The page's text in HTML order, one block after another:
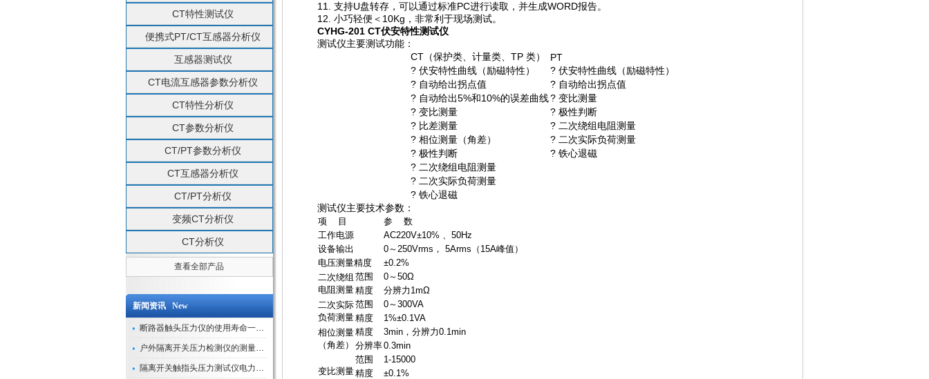
CT特性测试仪
便携式PT/CT互感器分析仪
互感器测试仪
CT电流互感器参数分析仪
CT特性分析仪
CT参数分析仪
CT/PT参数分析仪
CT互感器分析仪
CT/PT分析仪
变频CT分析仪
CT分析仪
查看全部产品
新闻资讯 New
断路器触头压力仪的使用寿命一般是多久？
户外隔离开关压力检测仪的测量数据如何与GIS系统对接实现智能化运维？
隔离开关触指头压力测试仪电力系统安全运行的“定海神针”
11. 支持U盘转存，可以通过标准PC进行读取，并生成WORD报告。
12. 小巧轻便＜10Kg，非常利于现场测试。
CYHG-201 CT伏安特性测试仪
测试仪主要测试功能：
CT（保护类、计量类、TP 类）
PT
? 伏安特性曲线（励磁特性）
? 伏安特性曲线（励磁特性）
? 自动给出拐点值
? 自动给出拐点值
? 自动给出5%和10%的误差曲线? 变比测量
? 变比测量
? 极性判断
? 比差测量
? 二次绕组电阻测量
? 相位测量（角差）
? 二次实际负荷测量
? 极性判断
? 铁心退磁
? 二次绕组电阻测量
? 二次实际负荷测量
? 铁心退磁
测试仪主要技术参数：
项 目
参 数
工作电源
AC220V±10% 、50Hz
设备输出
0～250Vrms， 5Arms（15A峰值）
电压测量精度
±0.2%
二次绕组
电阻测量
范围
0～50Ω
精度
分辨力1mΩ
二次实际
负荷测量
范围
0～300VA
精度
1%±0.1VA
相位测量
（角差）
精度
3min，分辨力0.1min
分辨率0.3min
变比测量
范围
1-15000
精度
±0.1%